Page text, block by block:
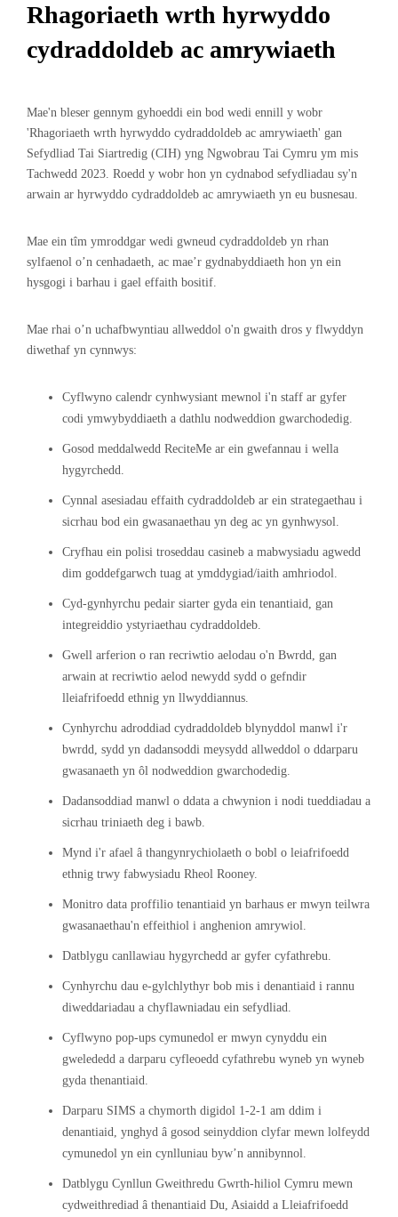
Rhagoriaeth wrth hyrwyddo
cydraddoldeb ac amrywiaeth
Mae'n bleser gennym gyhoeddi ein bod wedi ennill y wobr
'Rhagoriaeth wrth hyrwyddo cydraddoldeb ac amrywiaeth' gan
Sefydliad Tai Siartredig (CIH) yng Ngwobrau Tai Cymru ym mis
Tachwedd 2023. Roedd y wobr hon yn cydnabod sefydliadau sy'n
arwain ar hyrwyddo cydraddoldeb ac amrywiaeth yn eu busnesau.
Mae ein tîm ymroddgar wedi gwneud cydraddoldeb yn rhan
sylfaenol o’n cenhadaeth, ac mae’r gydnabyddiaeth hon yn ein
hysgogi i barhau i gael effaith bositif.
Mae rhai o’n uchafbwyntiau allweddol o'n gwaith dros y flwyddyn
diwethaf yn cynnwys:
Cyflwyno calendr cynhwysiant mewnol i'n staff ar gyfer
codi ymwybyddiaeth a dathlu nodweddion gwarchodedig.
Gosod meddalwedd ReciteMe ar ein gwefannau i wella
hygyrchedd.
Cynnal asesiadau effaith cydraddoldeb ar ein strategaethau i
sicrhau bod ein gwasanaethau yn deg ac yn gynhwysol.
Cryfhau ein polisi troseddau casineb a mabwysiadu agwedd
dim goddefgarwch tuag at ymddygiad/iaith amhriodol.
Cyd-gynhyrchu pedair siarter gyda ein tenantiaid, gan
integreiddio ystyriaethau cydraddoldeb.
Gwell arferion o ran recriwtio aelodau o'n Bwrdd, gan
arwain at recriwtio aelod newydd sydd o gefndir
lleiafrifoedd ethnig yn llwyddiannus.
Cynhyrchu adroddiad cydraddoldeb blynyddol manwl i'r
bwrdd, sydd yn dadansoddi meysydd allweddol o ddarparu
gwasanaeth yn ôl nodweddion gwarchodedig.
Dadansoddiad manwl o ddata a chwynion i nodi tueddiadau a
sicrhau triniaeth deg i bawb.
Mynd i'r afael â thangynrychiolaeth o bobl o leiafrifoedd
ethnig trwy fabwysiadu Rheol Rooney.
Monitro data proffilio tenantiaid yn barhaus er mwyn teilwra
gwasanaethau'n effeithiol i anghenion amrywiol.
Datblygu canllawiau hygyrchedd ar gyfer cyfathrebu.
Cynhyrchu dau e-gylchlythyr bob mis i denantiaid i rannu
diweddariadau a chyflawniadau ein sefydliad.
Cyflwyno pop-ups cymunedol er mwyn cynyddu ein
gwelededd a darparu cyfleoedd cyfathrebu wyneb yn wyneb
gyda thenantiaid.
Darparu SIMS a chymorth digidol 1-2-1 am ddim i
denantiaid, ynghyd â gosod seinyddion clyfar mewn lolfeydd
cymunedol yn ein cynlluniau byw’n annibynnol.
Datblygu Cynllun Gweithredu Gwrth-hiliol Cymru mewn
cydweithrediad â thenantiaid Du, Asiaidd a Lleiafrifoedd